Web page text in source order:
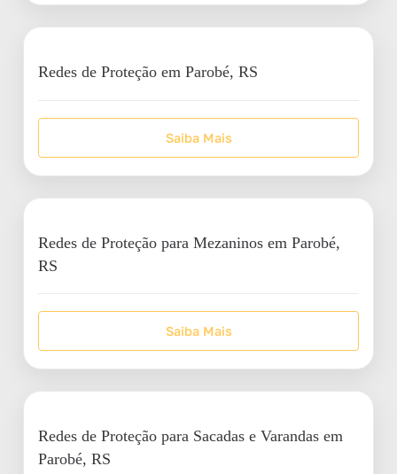
Redes de Proteção em Parobé, RS
Saiba Mais
Redes de Proteção para Mezaninos em Parobé,
RS
Saiba Mais
Redes de Proteção para Sacadas e Varandas em
Parobé, RS